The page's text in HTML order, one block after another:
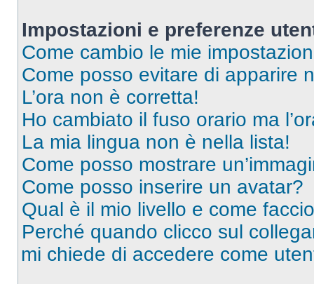
Impostazioni e preferenze
Come cambio le mie
Come posso evitare di apparire
L’ora non è corretta!
Ho cambiato il fuso orario ma
La mia lingua non è nella lista!
Come posso mostrare
Come posso inserire un avatar?
Qual è il mio livello e come
Perché quando clicco sul
mi chiede di accedere come